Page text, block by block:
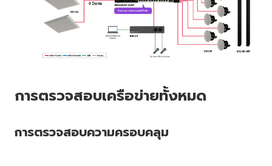
การตรวจสอบเครือข่ายทั้งหมด
การตรวจสอบความครอบคลุม